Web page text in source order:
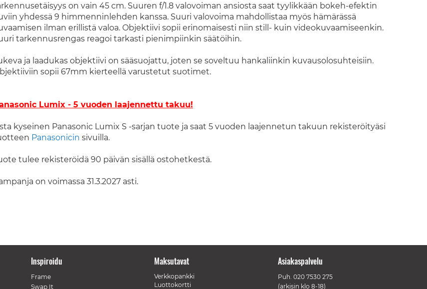
on vain 45 cm. Suuren f/1.8 valovoiman ansiosta saat tyylikkään bokeh-efektin
yhdessä 9 himmenninlehden kanssa. Suuri valovoima mahdollistaa myös hämärässä
ilman erillistä valoa. Objektiivi sopii erinomaisesti niin still- kuin videokuvaamiseenkin.
tarkennusrengas reagoi tarkasti pienimpiinkin säätöihin.
ja laadukas objektiivi on sääsuojattu, joten se soveltuu hankaliinkin kuvausolosuhteisiin.
sopii 67mm kierteellä varustetut suotimet.
Lumix - 5 vuoden laajennettu takuu!
kyseinen Panasonic Lumix S -sarjan tuote ja saat 5 vuoden laajennetun takuun rekisteröityäsi
Panasonicin sivuilla.
tulee rekisteröidä 90 päivän sisällä ostohetkestä.
on voimassa 31.3.2027 asti.
Inspiroidu
Frame
Swap It
Maksutavat
Verkkopankki
Luottokortti
Asiakaspalvelu
Puh. 020 7530 275
(arkisin klo 8-18)